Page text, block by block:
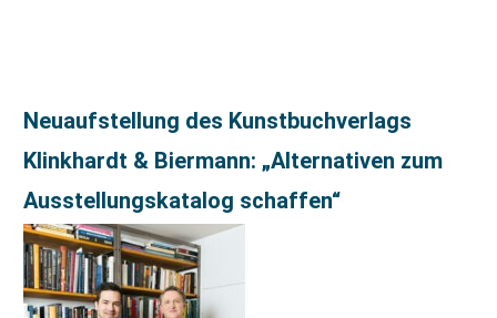
Neuaufstellung des Kunstbuchverlags
Klinkhardt & Biermann: „Alternativen zum
Ausstellungskatalog schaffen“